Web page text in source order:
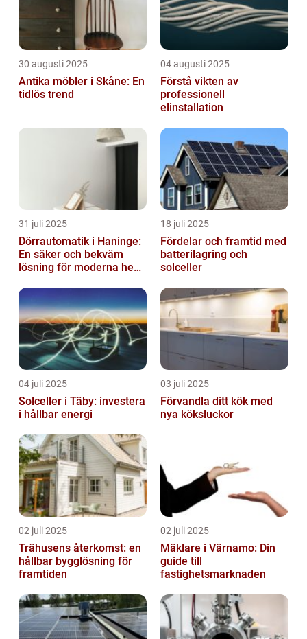
30 augusti 2025
Antika möbler i Skåne: En
tidlös trend
04 augusti 2025
Förstå vikten av
professionell
elinstallation
31 juli 2025
Dörrautomatik i Haninge:
En säker och bekväm
lösning för moderna hem
18 juli 2025
Fördelar och framtid med
batterilagring och
solceller
04 juli 2025
Solceller i Täby: investera
i hållbar energi
03 juli 2025
Förvandla ditt kök med
nya köksluckor
02 juli 2025
Trähusens återkomst: en
hållbar bygglösning för
framtiden
02 juli 2025
Mäklare i Värnamo: Din
guide till
fastighetsmarknaden